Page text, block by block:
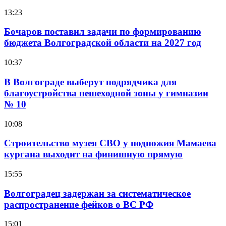
13:23
Бочаров поставил задачи по формированию
бюджета Волгоградской области на 2027 год
10:37
В Волгограде выберут подрядчика для
благоустройства пешеходной зоны у гимназии
№ 10
10:08
Строительство музея СВО у подножия Мамаева
кургана выходит на финишную прямую
15:55
Волгоградец задержан за систематическое
распространение фейков о ВС РФ
15:01